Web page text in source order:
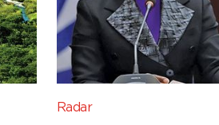
Radar